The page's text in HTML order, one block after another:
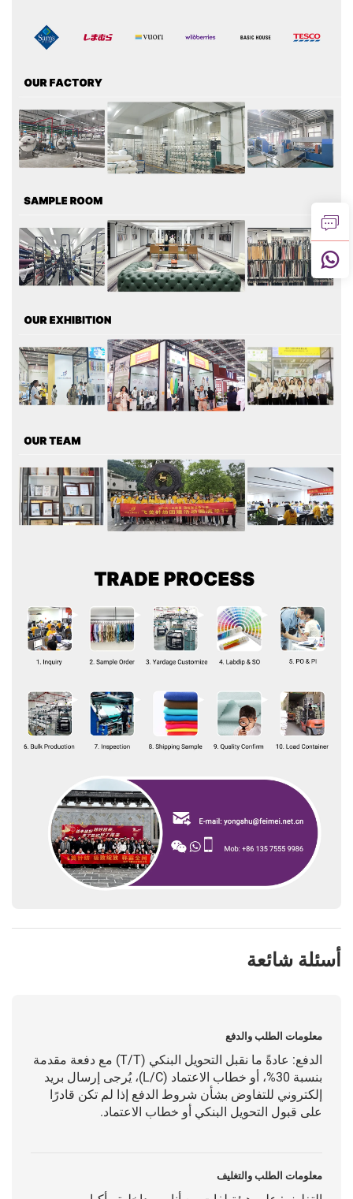
أسئلة شائعة
معلومات الطلب والدفع
الدفع: عادةً ما نقبل التحويل البنكي (T/T) مع دفعة مقدمة
بنسبة 30%، أو خطاب الاعتماد (L/C)، يُرجى إرسال بريد
إلكتروني للتفاوض بشأن شروط الدفع إذا لم تكن قادرًا
على قبول التحويل البنكي أو خطاب الاعتماد.
معلومات الطلب والتغليف